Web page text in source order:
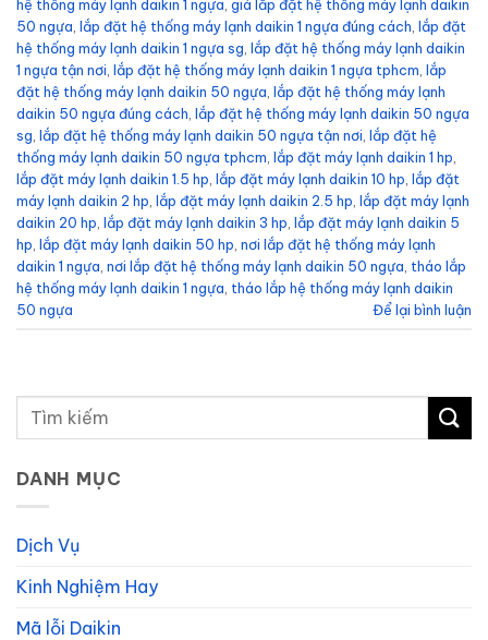
hệ thống máy lạnh daikin 1 ngựa giá lắp đặt hệ thống máy lạnh daikin
50 ngựa lắp đặt hệ thống máy lạnh daikin 1 ngựa đúng cách lắp đặt
hệ thống máy lạnh daikin 1 ngựa sg lắp đặt hệ thống máy lạnh daikin
1 ngựa tận nơi lắp đặt hệ thống máy lạnh daikin 1 ngựa tphcm lắp
đặt hệ thống máy lạnh daikin 50 ngựa lắp đặt hệ thống máy lạnh
daikin 50 ngựa đúng cách lắp đặt hệ thống máy lạnh daikin 50 ngựa
sg lắp đặt hệ thống máy lạnh daikin 50 ngựa tận nơi lắp đặt hệ
thống máy lạnh daikin 50 ngựa tphcm lắp đặt máy lạnh daikin 1 hp
lắp đặt máy lạnh daikin 1.5 hp lắp đặt máy lạnh daikin 10 hp lắp đặt
máy lạnh daikin 2 hp lắp đặt máy lạnh daikin 2.5 hp lắp đặt máy lạnh
daikin 20 hp lắp đặt máy lạnh daikin 3 hp lắp đặt máy lạnh daikin 5
hp lắp đặt máy lạnh daikin 50 hp nơi lắp đặt hệ thống máy lạnh
daikin 1 ngựa nơi lắp đặt hệ thống máy lạnh daikin 50 ngựa tháo lắp
hệ thống máy lạnh daikin 1 ngựa tháo lắp hệ thống máy lạnh daikin
50 ngựa
Để lại bình luận
DANH MỤC
Dịch Vụ
Kinh Nghiệm Hay
Mã lỗi Daikin